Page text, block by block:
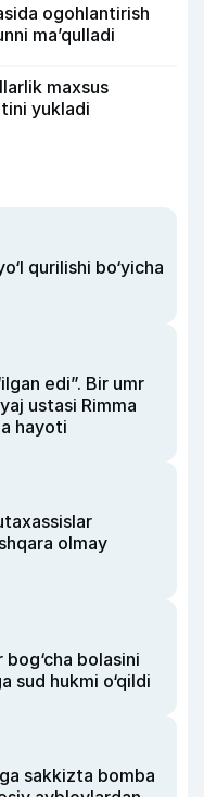
ogohlantirish
ma’qulladi
maxsus
yukladi
qurilishi bo‘yicha
edi”. Bir umr
ustasi Rimma
hayoti
olmay
bolasini
sud hukmi o‘qildi
sakkizta bomba